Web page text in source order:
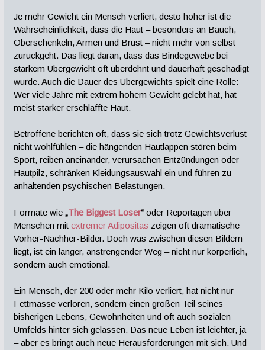
Je mehr Gewicht ein Mensch verliert, desto höher ist die
Wahrscheinlichkeit, dass die Haut – besonders an Bauch,
Oberschenkeln, Armen und Brust – nicht mehr von selbst
zurückgeht. Das liegt daran, dass das Bindegewebe bei
starkem Übergewicht oft überdehnt und dauerhaft geschädigt
wurde. Auch die Dauer des Übergewichts spielt eine Rolle:
Wer viele Jahre mit extrem hohem Gewicht gelebt hat, hat
meist stärker erschlaffte Haut.
Betroffene berichten oft, dass sie sich trotz Gewichtsverlust
nicht wohlfühlen – die hängenden Hautlappen stören beim
Sport, reiben aneinander, verursachen Entzündungen oder
Hautpilz, schränken Kleidungsauswahl ein und führen zu
anhaltenden psychischen Belastungen.
Formate wie „The Biggest Loser“oder Reportagen über
Menschen mit extremer Adipositas zeigen oft dramatische
Vorher-Nachher-Bilder. Doch was zwischen diesen Bildern
liegt, ist ein langer, anstrengender Weg – nicht nur körperlich,
sondern auch emotional.
Ein Mensch, der 200 oder mehr Kilo verliert, hat nicht nur
Fettmasse verloren, sondern einen großen Teil seines
bisherigen Lebens, Gewohnheiten und oft auch sozialen
Umfelds hinter sich gelassen. Das neue Leben ist leichter, ja
– aber es bringt auch neue Herausforderungen mit sich. Und